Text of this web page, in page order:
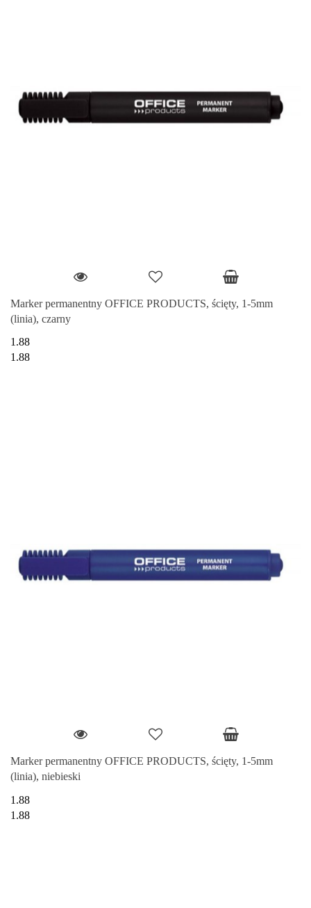
Marker permanentny OFFICE PRODUCTS, ścięty, 1-5mm
(linia), czarny
1.88
1.88
Marker permanentny OFFICE PRODUCTS, ścięty, 1-5mm
(linia), niebieski
1.88
1.88